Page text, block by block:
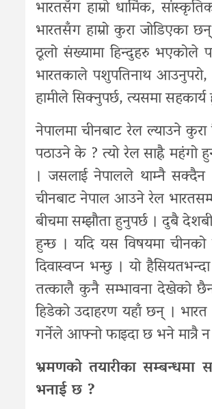
भारतसँग हाम्रो धार्मिक,
भारतसँग हाम्रो कुरा
ठूलो संख्यामा हिन्दुहरु भएकोले
भारतकाले पशुपतिनाथ आउनुपरो,
हामीले सिक्नुपर्छ, त्यसमा
नेपालमा चीनबाट रेल ल्याउने
पठाउने के ? त्यो रेल साह्रै महंगो
। जसलाई नेपालले थाम्नै
चीनबाट नेपाल आउने रेल
बीचमा सम्झौता हुनुपर्छ । दुबै
हुन्छ । यदि यस विषयमा
दिवास्वप्न भन्छु । यो
तत्कालै कुनै सम्भावना देखेको
हिडेको उदाहरण यहाँ छन् ।
गर्नेले आफ्नो फाइदा छ भने मात्रै
भ्रमणको तयारीका
भनाई छ ?